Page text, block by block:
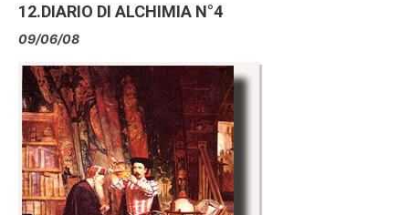
12.DIARIO DI ALCHIMIA N°4
09/06/08